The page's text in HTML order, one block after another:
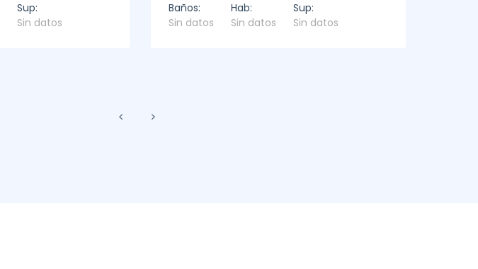
Sup:
Sin datos
Baños:
Sin datos
Hab:
Sin datos
Sup:
Sin datos